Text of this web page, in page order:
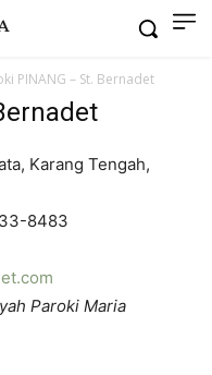
PINANG – St. Bernadet
Karang Tengah,
8483
Paroki Maria